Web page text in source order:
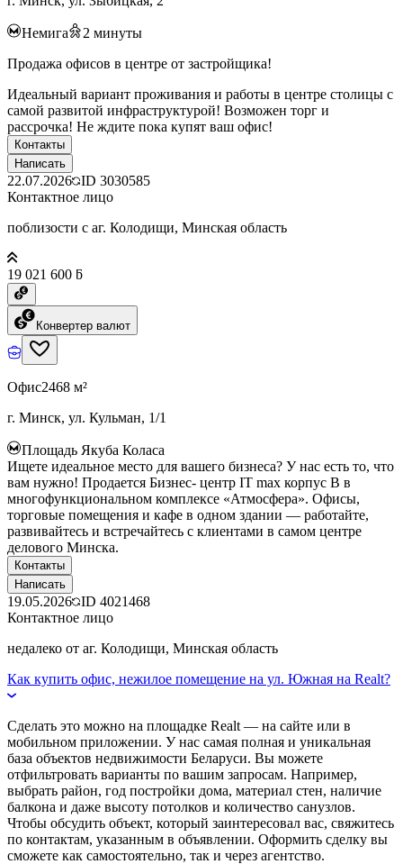
Немига 2 минуты
Продажа офисов в центре от застройщика!
Идеальный вариант проживания и работы в центре столицы с
самой развитой инфраструктурой! Возможен торг и
рассрочка! Не ждите пока купят ваш офис!
Контакты
Написать
22.07.2026 ID 3030585
Контактное лицо
поблизости с аг. Колодищи, Минская область
19 021 600 ƃ
Конвертер валют
Офис2468 м²
г. Минск, ул. Кульман, 1/1
Площадь Якуба Коласа
Ищете идеальное место для вашего бизнеса? У нас есть то, что
вам нужно! Продается Бизнес- центр IT max корпус B в
многофункциональном комплексе «Атмосфера». Офисы,
торговые помещения и кафе в одном здании — работайте,
развивайтесь и встречайтесь с клиентами в самом центре
делового Минска.
Контакты
Написать
19.05.2026 ID 4021468
Контактное лицо
недалеко от аг. Колодищи, Минская область
Как купить офис, нежилое помещение на ул. Южная на Realt?
Сделать это можно на площадке Realt — на сайте или в
мобильном приложении. У нас самая полная и уникальная
база объектов недвижимости Беларуси. Вы можете
отфильтровать варианты по вашим запросам. Например,
выбрать район, год постройки дома, материал стен, наличие
балкона и даже высоту потолков и количество санузлов.
Чтобы обсудить объект, который заинтересовал вас, свяжитесь
по контактам, указанным в объявлении. Оформить сделку вы
сможете как самостоятельно, так и через агентство.